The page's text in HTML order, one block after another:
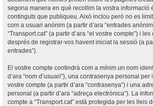
segona manera en què recollim la vostra informació
continguts que publiqueu. Això inclou però no es
com a usuari anònim (a partir d’ara “entrades
“Transport.cat” (a partir d’ara “el vostre compte”) i
després de registrar-vos havent iniciat la sessió (a
entrades”).
El vostre compte contindrà com a mínim un nom
d’ara “nom d’usuari”), una contrasenya personal
vostre compte (a partir d’ara “contrasenya”) i una
personal (a partir d’ara “adreça electrònica”). La
compte a “Transport.cat” està protegida per les lleis